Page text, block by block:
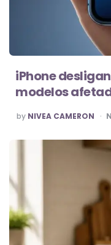
iPhone
modelos
POSTED
BY
by NIVEA CAMERON